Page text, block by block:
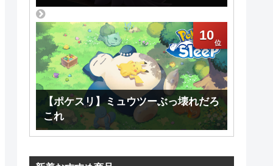
10
【ポケスリ】ミュウツーぶっ壊れだろ
これ